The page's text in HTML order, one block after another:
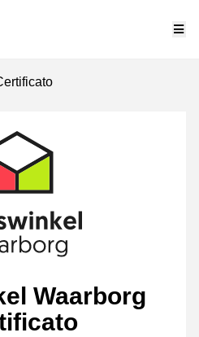
Waarborg